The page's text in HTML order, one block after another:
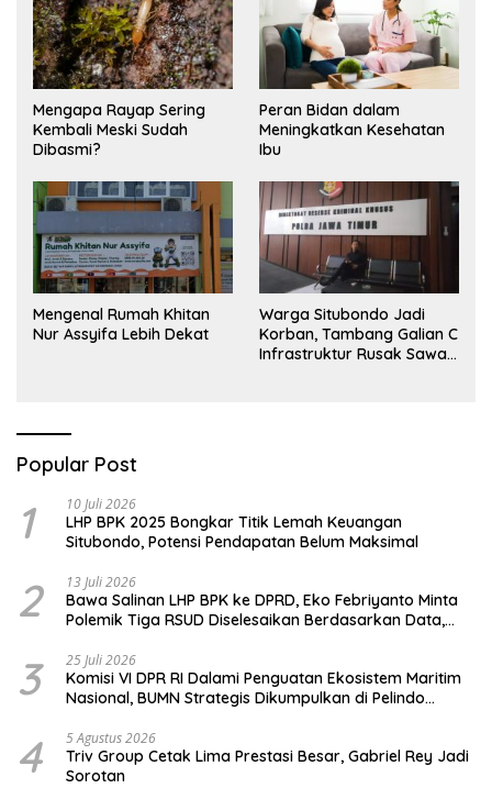
Mengapa Rayap Sering
Kembali Meski Sudah
Dibasmi?
Peran Bidan dalam
Meningkatkan Kesehatan
Ibu
Mengenal Rumah Khitan
Nur Assyifa Lebih Dekat
Warga Situbondo Jadi
Korban, Tambang Galian C
Infrastruktur Rusak Sawah
Popular Post
1 10 Juli 2026
LHP BPK 2025 Bongkar Titik Lemah Keuangan
Situbondo, Potensi Pendapatan Belum Maksimal
2 13 Juli 2026
Bawa Salinan LHP BPK ke DPRD, Eko Febriyanto Minta
Polemik Tiga RSUD Diselesaikan Berdasarkan Data,
3 25 Juli 2026
Komisi VI DPR RI Dalami Penguatan Ekosistem Maritim
Nasional, BUMN Strategis Dikumpulkan di Pelindo
4 5 Agustus 2026
Triv Group Cetak Lima Prestasi Besar, Gabriel Rey Jadi
Sorotan